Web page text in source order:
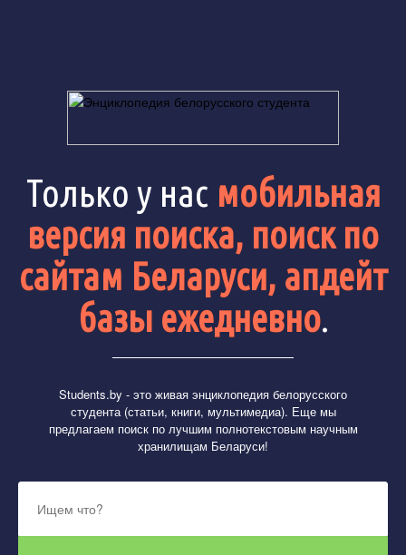
Только у нас мобильная
версия поиска, поиск по
сайтам Беларуси, апдейт
базы ежедневно.
Students.by - это живая энциклопедия белорусского
студента (статьи, книги, мультимедиа). Еще мы
предлагаем поиск по лучшим полнотекстовым научным
хранилищам Беларуси!